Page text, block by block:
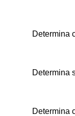
Determina
Determina
Determina